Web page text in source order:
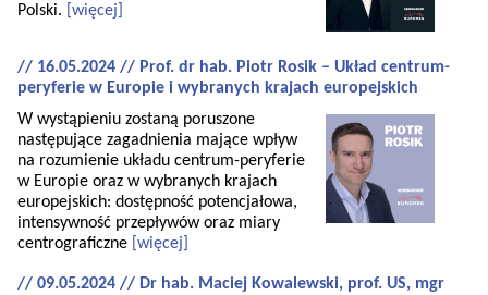
Polski.
[więcej]
// 16.05.2024 // Prof. dr hab. Piotr Rosik – Układ centrum-
peryferie w Europie i wybranych krajach europejskich
W wystąpieniu zostaną poruszone
następujące zagadnienia mające wpływ
na rozumienie układu centrum-peryferie
w Europie oraz w wybranych krajach
europejskich: dostępność potencjałowa,
intensywność przepływów oraz miary
centrograficzne [więcej]
// 09.05.2024 // Dr hab. Maciej Kowalewski, prof. US, mgr